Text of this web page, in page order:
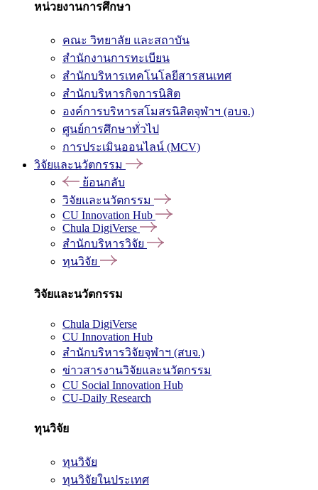
หน่วยงานการศึกษา
คณะ วิทยาลัย และสถาบัน
สำนักงานการทะเบียน
สำนักบริหารเทคโนโลยีสารสนเทศ
สำนักบริหารกิจการนิสิต
องค์การบริหารสโมสรนิสิตจุฬาฯ (อบจ.)
ศูนย์การศึกษาทั่วไป
การประเมินออนไลน์ (MCV)
วิจัยและนวัตกรรม
ย้อนกลับ
วิจัยและนวัตกรรม
CU Innovation Hub
Chula DigiVerse
สำนักบริหารวิจัย
ทุนวิจัย
วิจัยและนวัตกรรม
Chula DigiVerse
CU Innovation Hub
สำนักบริหารวิจัยจุฬาฯ (สบจ.)
ข่าวสารงานวิจัยและนวัตกรรม
CU Social Innovation Hub
CU-Daily Research
ทุนวิจัย
ทุนวิจัย
ทุนวิจัยในประเทศ